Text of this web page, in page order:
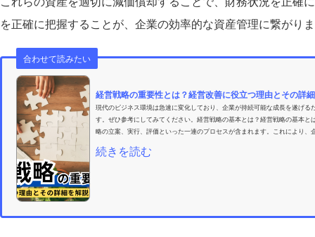
を正確に把握することが、企業の効率的な資産管理に繋がり
合わせて読みたい
経営戦略の重要性とは？経営改善に役立つ理由とその詳
現代のビジネス環境は急速に変化しており、企業が持続可能な成長を遂げ
す。ぜひ参考にしてみてください。経営戦略の基本とは？経営戦略の基本
略の立案、実行、評価といった一連のプロセスが含まれます。これにより
続きを読む